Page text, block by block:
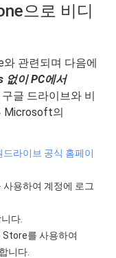
으로 비디
관련되며 다음에
없이 PC에서
구글 드라이브와 비
Microsoft의
라이브 공식 홈페이
용하여 계정에 로그
다.
를 사용하여
니다.